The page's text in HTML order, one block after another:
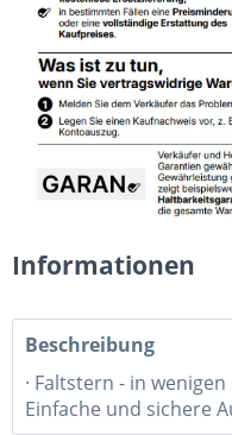
Informationen
Beschreibung
· Faltstern - in
Einfache und sichere